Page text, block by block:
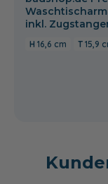
inkl.
16,6 cm 15,9